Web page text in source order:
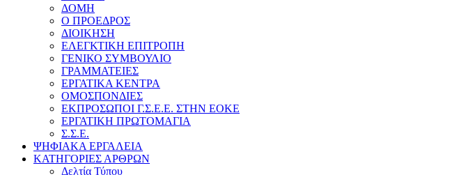
ΔΟΜΗ
Ο ΠΡΟΕΔΡΟΣ
ΔΙΟΙΚΗΣΗ
ΕΛΕΓΚΤΙΚΗ ΕΠΙΤΡΟΠΗ
ΓΕΝΙΚΟ ΣΥΜΒΟΥΛΙΟ
ΓΡΑΜΜΑΤΕΙΕΣ
ΕΡΓΑΤΙΚΑ ΚΕΝΤΡΑ
ΟΜΟΣΠΟΝΔΙΕΣ
ΕΚΠΡΟΣΩΠΟΙ Γ.Σ.Ε.Ε. ΣΤΗΝ ΕΟΚΕ
ΕΡΓΑΤΙΚΗ ΠΡΩΤΟΜΑΓΙΑ
Σ.Σ.Ε.
ΨΗΦΙΑΚΑ ΕΡΓΑΛΕΙΑ
ΚΑΤΗΓΟΡΙΕΣ ΑΡΘΡΩΝ
Δελτία Τύπου